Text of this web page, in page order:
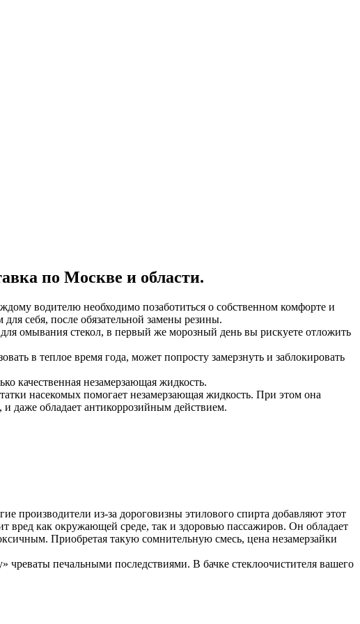
по Москве и области.
водителю необходимо позаботиться о собственном комфорте и
себя, после обязательной замены резины.
омывания стекол, в первый же морозный день вы рискуете отложить
в теплое время года, может попросту замерзнуть и заблокировать
качественная незамерзающая жидкость.
насекомых помогает незамерзающая жидкость. При этом она
даже обладает антикоррозийным действием.
из-за дороговизны этилового спирта добавляют этот
вред как окружающей среде, так и здоровью пассажиров. Он обладает
Приобретая такую сомнительную смесь, цена незамерзайки
печальными последствиями. В бачке стеклоочистителя вашего